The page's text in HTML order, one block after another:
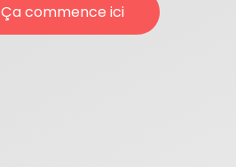
Ça commence ici